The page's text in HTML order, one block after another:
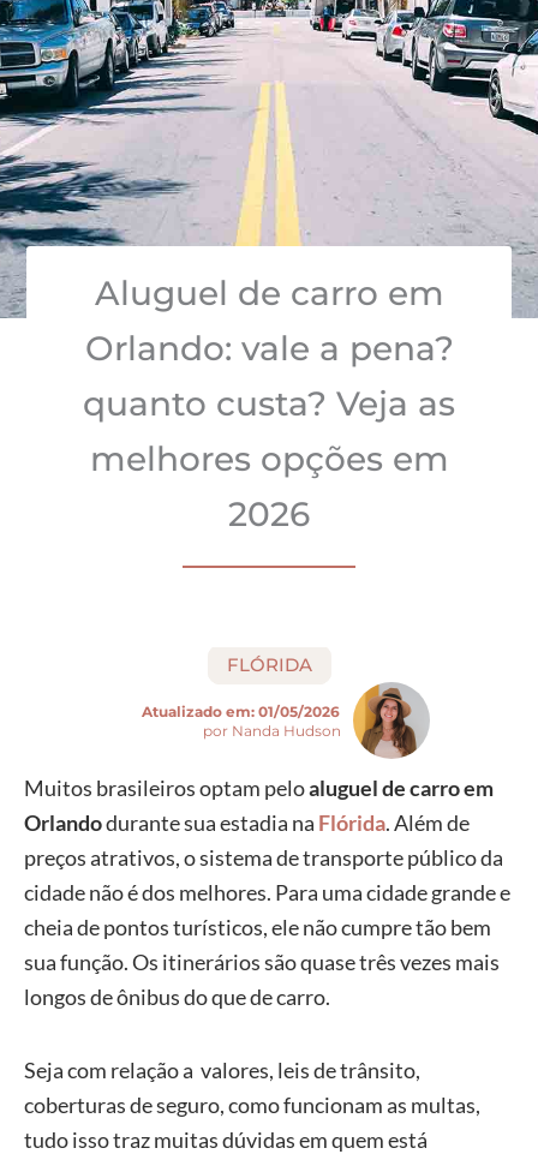
Aluguel de carro em
Orlando: vale a pena?
quanto custa? Veja as
melhores opções em
2026
FLÓRIDA
Atualizado em: 01/05/2026
por Nanda Hudson
Muitos brasileiros optam peloaluguel de carro em
Orlandodurante sua estadia na Flórida. Além de
preços atrativos, o sistema de transporte público da
cidade não é dos melhores. Para uma cidade grande e
cheia de pontos turísticos, ele não cumpre tão bem
sua função. Os itinerários são quase três vezes mais
longos de ônibus do que de carro.
Seja com relação a valores, leis de trânsito,
coberturas de seguro, como funcionam as multas,
tudo isso traz muitas dúvidas em quem está